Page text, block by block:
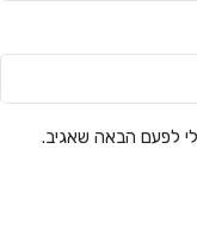
לפעם הבאה שאגיב.